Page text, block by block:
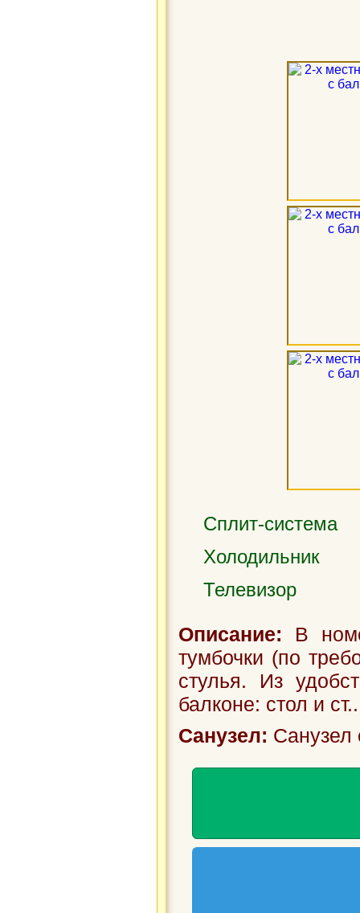
Сплит-система
Холодильник
Телевизор
Описание: В
тумбочки (по
стулья. Из
балконе: стол и
Санузел: